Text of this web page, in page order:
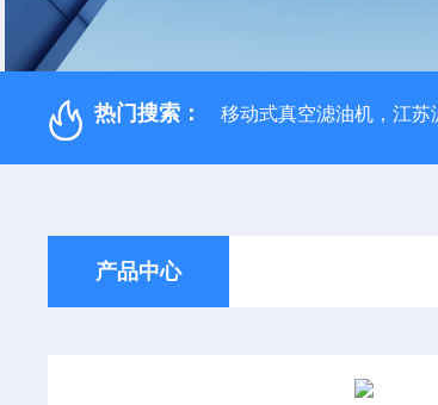
热门搜索： 移动式真空滤油机，江苏
产品中心